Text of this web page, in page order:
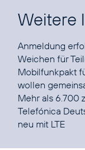
Weitere
Anmeldung
Weichen für
Mobilfunkpakt
wollen
Mehr als 6.700
Telefónica
neu mit LTE